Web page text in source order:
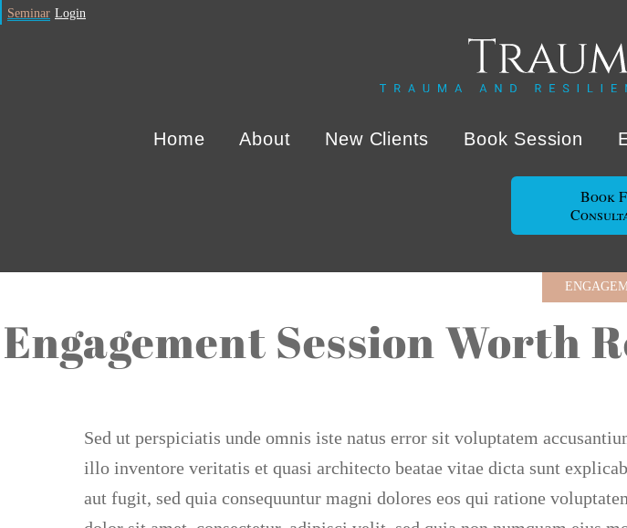
Skip
Seminar Login
Home About New Clients Book Session
Book
Engagement Session Worth
Sed ut perspiciatis unde omnis iste natus error sit voluptatem
illo inventore veritatis et quasi architecto beatae vitae dicta sunt
aut fugit, sed quia consequuntur magni dolores eos qui ratione